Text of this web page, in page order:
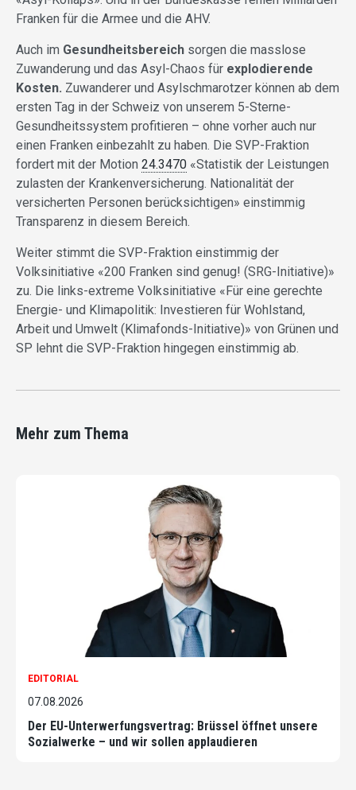
Franken für die Armee und die AHV.
Auch im Gesundheitsbereich sorgen die masslose
Zuwanderung und das Asyl-Chaos für explodierende
Kosten. Zuwanderer und Asylschmarotzer können ab dem
ersten Tag in der Schweiz von unserem 5-Sterne-
Gesundheitssystem profitieren – ohne vorher auch nur
einen Franken einbezahlt zu haben. Die SVP-Fraktion
fordert mit der Motion 24.3470 «Statistik der Leistungen
zulasten der Krankenversicherung. Nationalität der
versicherten Personen berücksichtigen» einstimmig
Transparenz in diesem Bereich.
Weiter stimmt die SVP-Fraktion einstimmig der
Volksinitiative «200 Franken sind genug! (SRG-Initiative)»
zu. Die links-extreme Volksinitiative «Für eine gerechte
Energie- und Klimapolitik: Investieren für Wohlstand,
Arbeit und Umwelt (Klimafonds-Initiative)» von Grünen und
SP lehnt die SVP-Fraktion hingegen einstimmig ab.
Mehr zum Thema
EDITORIAL
07.08.2026
Der EU-Unterwerfungsvertrag: Brüssel öffnet unsere
Sozialwerke – und wir sollen applaudieren